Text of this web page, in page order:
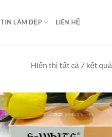
TIN LÀM ĐẸP LIÊN HỆ
Hiển thị tất cả 7 kết quả